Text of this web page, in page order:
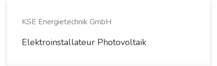
KSE Energietechnik GmbH
Elektroinstallateur Photovoltaik